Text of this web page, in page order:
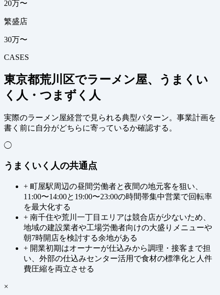
20万〜
繁盛店
30万〜
CASES
東京都荒川区でラーメン屋、うまくい
く人・つまずく人
実際のラーメン屋経営で見られる典型パターン。事業計画を
書く前に自分がどちらに寄っているか確認する。
◯
うまくいく人の共通点
+ 町屋駅周辺の昼間労働者と夜間の地元客を狙い、
11:00〜14:00と19:00〜23:00の時間帯集中営業で回転率
を最大化する
+ 南千住や荒川一丁目エリアは競合店が少ないため、
地域の建設業者や工場労働者向けの大盛りメニューや
朝7時開店を検討する余地がある
+ 開業初期はオーナーが仕込みから調理・接客まで担
い、外部の仕込みセンター活用で食材の標準化と人件
費圧縮を両立させる
×